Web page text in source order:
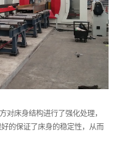
对床身结构进行了强化处理，
的保证了床身的稳定性，从而